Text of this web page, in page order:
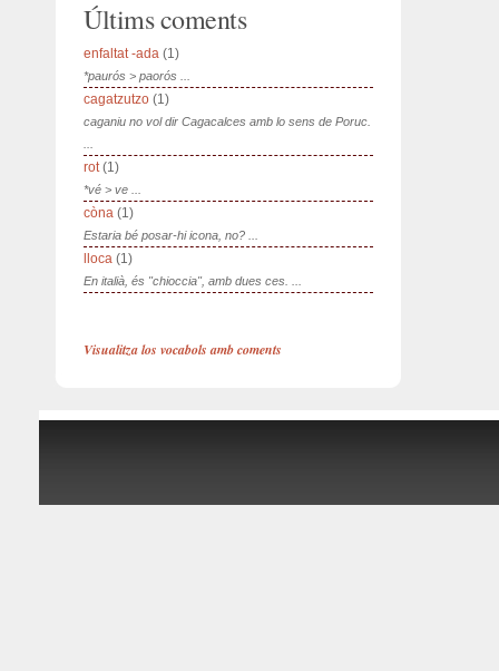
Últims coments
enfaltat -ada (1)
*paurós > paorós ...
cagatzutzo (1)
caganiu no vol dir Cagacalces amb lo sens de Poruc.
rot(1)
*vé > ve ...
còna (1)
Estaria bé posar-hi icona, no? ...
lloca (1)
En italià, és "chioccia", amb dues ces. ...
Visualitza los vocabols amb coments